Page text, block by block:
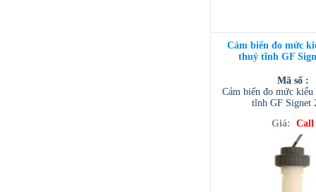
Cảm biến đo mức
thuỷ tĩnh GF
Mã số :
Cảm biến đo mức kiểu
tĩnh GF Signet
Giá: Call